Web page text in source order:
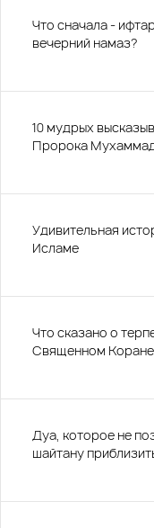
Что сначала -
вечерний намаз?
10 мудрых
Удивительная
Исламе
Что сказано о
Священном
Дуа, которое не
шайтану